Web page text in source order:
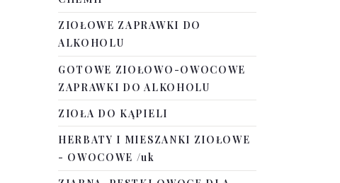
ZIOŁOWE ZAPRAWKI DO
ALKOHOLU
GOTOWE ZIOŁOWO-OWOCOWE
ZAPRAWKI DO ALKOHOLU
ZIOŁA DO KĄPIELI
HERBATY I MIESZANKI ZIOŁOWE
- OWOCOWE /uk